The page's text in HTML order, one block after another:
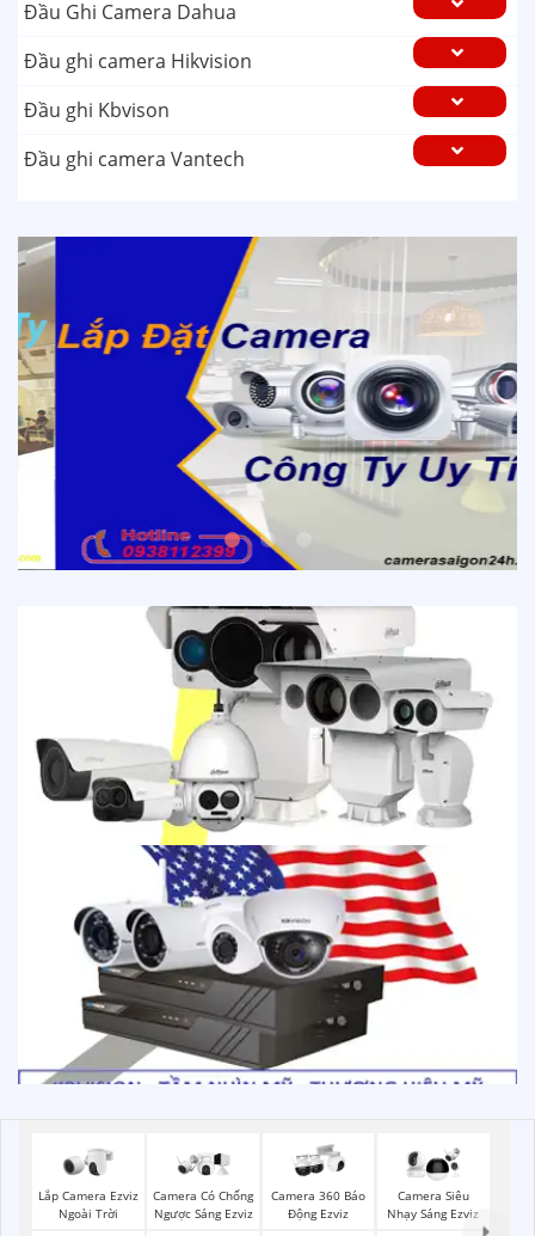
Đầu Ghi Camera Dahua
Đầu ghi camera Hikvision
Đầu ghi Kbvison
Đầu ghi camera Vantech
Lắp Camera Ezviz
Ngoài Trời
Camera Có Chống
Ngược Sáng Ezviz
Camera 360 Báo
Động Ezviz
Camera Siêu
Nhạy Sáng Ezviz